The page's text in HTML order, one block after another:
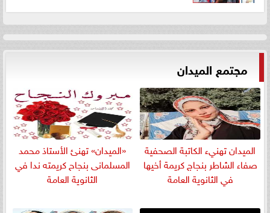
مجتمع الميدان
الميدان تهنيء الكاتبة الصحفية
صفاء الشاطر بنجاج كريمة أخيها
في الثانوية العامة
«الميدان» تهنئ الأستاذ محمد
المسلمانى بنجاح كريمته ندا في
الثانوية العامة